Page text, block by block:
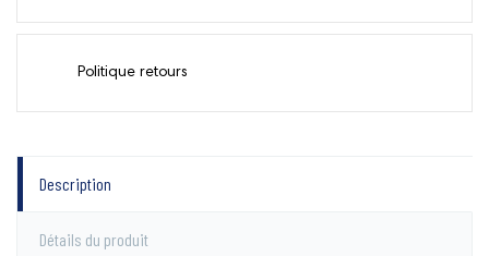
Politique retours
Description
Détails du produit